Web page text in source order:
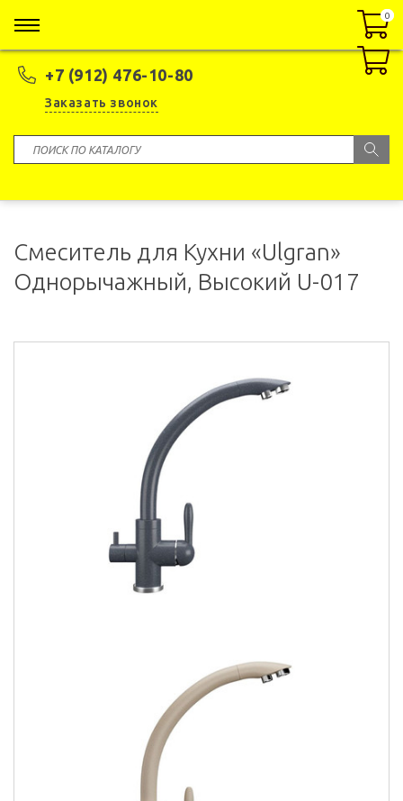
+7 (912) 476-10-80
Заказать звонок
0
0
Смеситель для Кухни «Ulgran»
Однорычажный, Высокий U-017